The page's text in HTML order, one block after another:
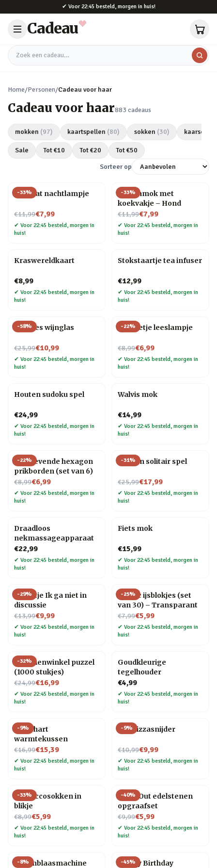
✔ Voor 22:45 besteld, morgen in huis!
Cadeau
Zoek een cadeau
Home/Personen/Cadeau voor haar
Cadeau voor haar883 cadeaus
mokken (97) kaartspellen (80) sokken (30) kaarsen
Sale Tot €10 Tot €20 Tot €50
Sorteer op
-33%
Mini kat nachtlampje
€11,99
Nu voor€7,99
✔ Voor 22:45 besteld, morgen in
huis!
-33%
Dierenmok met
koekvakje – Hond
€11,99
Nu voor€7,99
✔ Voor 22:45 besteld, morgen in
huis!
Kraswereldkaart
€8,99
✔ Voor 22:45 besteld, morgen in
huis!
Stokstaartje tea infuser
€12,99
✔ Voor 22:45 besteld, morgen in
huis!
-58%
Wijnfles wijnglas
€25,99
Nu voor€10,99
✔ Voor 22:45 besteld, morgen in
huis!
-22%
Mannetje leeslampje
€8,99
Nu voor€6,99
✔ Voor 22:45 besteld, morgen in
huis!
Houten sudoku spel
€24,99
✔ Voor 22:45 besteld, morgen in
huis!
Walvis mok
€14,99
✔ Voor 22:45 besteld, morgen in
huis!
-22%
Zelfklevende hexagon
prikborden (set van 6)
€8,99
Nu voor€6,99
✔ Voor 22:45 besteld, morgen in
huis!
-31%
Houten solitair spel
€25,99
Nu voor€17,99
✔ Voor 22:45 besteld, morgen in
huis!
Draadloos
nekmassageapparaat
€22,99
✔ Voor 22:45 besteld, morgen in
huis!
Fiets mok
€15,99
✔ Voor 22:45 besteld, morgen in
huis!
-29%
Tegeltje Ik ga niet in
discussie
€13,99
Nu voor€9,99
✔ Voor 22:45 besteld, morgen in
huis!
-25%
Plastic ijsblokjes (set
van 30) – Transparant
€7,99
Nu voor€5,99
✔ Voor 22:45 besteld, morgen in
huis!
-32%
Bloemenwinkel puzzel
(1000 stukjes)
€24,99
Nu voor€16,99
✔ Voor 22:45 besteld, morgen in
huis!
Goudkleurige
tegelhouder
€4,99
✔ Voor 22:45 besteld, morgen in
huis!
-9%
Rood hart
warmtekussen
€16,99
Nu voor€15,39
✔ Voor 22:45 besteld, morgen in
huis!
-9%
Kat Pizzasnijder
€10,99
Nu voor€9,99
✔ Voor 22:45 besteld, morgen in
huis!
-33%
Proseccosokken in
blikje
€8,99
Nu voor€5,99
✔ Voor 22:45 besteld, morgen in
huis!
-40%
Dig It Out edelstenen
opgraafset
€9,99
Nu voor€5,99
✔ Voor 22:45 besteld, morgen in
huis!
-8%
Bellenblaasmachine -45%
Happy Birthday